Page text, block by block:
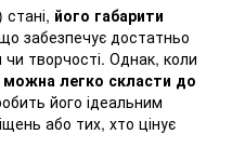
його габарити
забезпечує достатньо
творчості. Однак, коли
можна легко скласти до
його ідеальним
або тих, хто цінує